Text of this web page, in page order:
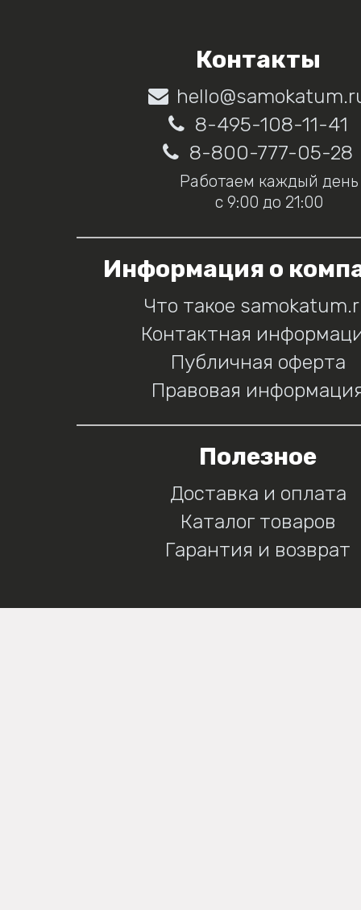
Контакты
8-495-108-11-41
8-800-777-05-28
Работаем каждый день
с 9:00 до 21:00
Информация о
Что такое
Контактная
Публичная оферта
Правовая
Полезное
Доставка и оплата
Каталог товаров
Гарантия и возврат